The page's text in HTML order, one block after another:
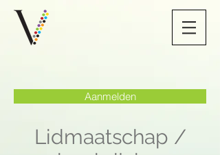
Aanmelden
Lidmaatschap /